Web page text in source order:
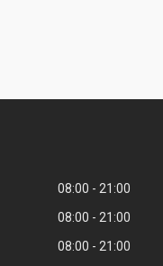
08:00
21:00
08:00
21:00
08:00
21:00